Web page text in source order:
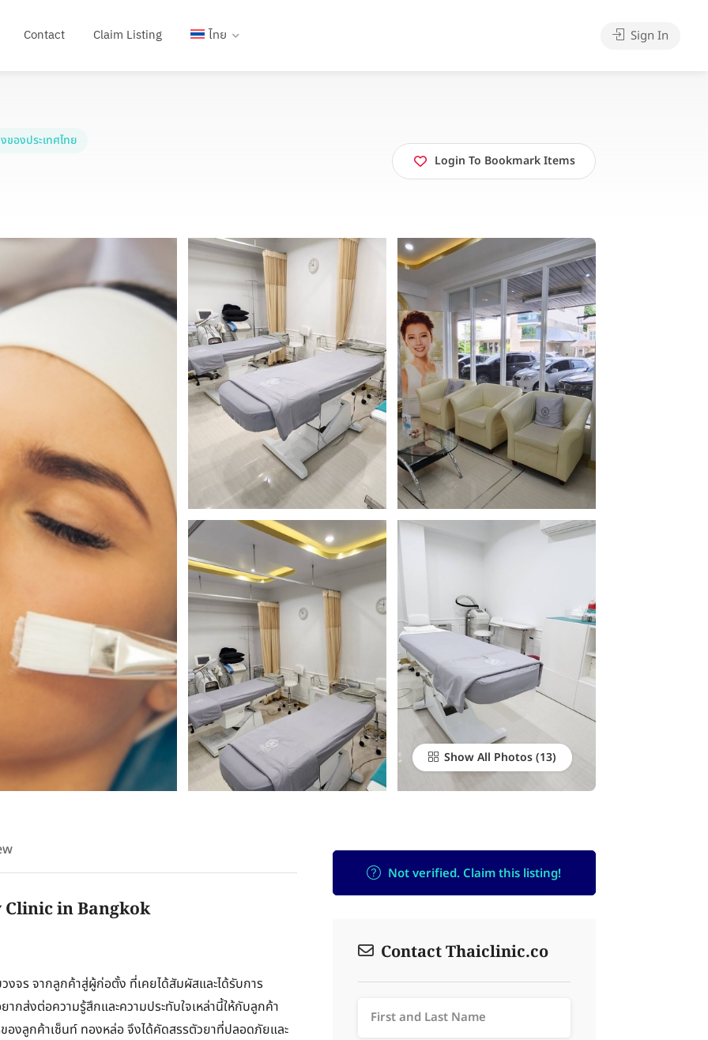
Contact Claim Listing ไทย Sign In
ของประเทศไทย
Login To Bookmark Items
Show All Photos
in Bangkok
จร จากลูกค้าสู่ผู้ก่อตั้ง ที่เคยได้สัมผัสและได้รับการ
กส่งต่อความรู้สึกและความประทับใจเหล่านี้ให้กับลูกค้า
งลูกค้าเซ็นท์ ทองหล่อ จึงได้คัดสรรตัวยาที่ปลอดภัยและ
Not verified. Claim this listing!
Contact Thaiclinic.co